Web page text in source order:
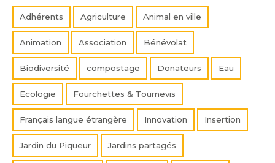
Adhérents Agriculture Animal en ville
Animation Association Bénévolat
Biodiversité compostage Donateurs Eau
Ecologie Fourchettes & Tournevis
Français langue étrangère Innovation Insertion
Jardin du Piqueur Jardins partagés